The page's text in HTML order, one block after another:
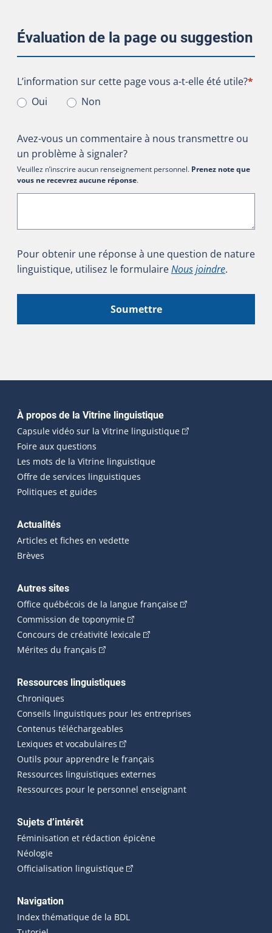
Évaluation de la page ou suggestion
L’information sur cette page vous a-t-elle été utile?
L’information sur cette page vous a-t-elle été utile?*
Oui
Non
Avez-vous un commentaire à nous transmettre ou
un problème à signaler?
Veuillez n’inscrire aucun renseignement personnel. Prenez note que
vous ne recevrez aucune réponse.
Pour obtenir une réponse à une question de nature
linguistique, utilisez le formulaireNous joindre.
Soumettre
Navigation principale
À propos de la Vitrine linguistique
Capsule vidéo sur la Vitrine linguistique(Cet hyperlien
Foire aux questions
Les mots de la Vitrine linguistique
Offre de services linguistiques
Politiques et guides
Actualités
Articles et fiches en vedette
Brèves
Autres sites
Office québécois de la langue française(Cet hyperlien
Commission de toponymie(Cet hyperlien externe s'ouvrira
Concours de créativité lexicale(Cet hyperlien externe
Mérites du français (Cet hyperlien externe s'ouvrira dans une
Ressources linguistiques
Chroniques
Conseils linguistiques pour les entreprises
Contenus téléchargeables
Lexiques et vocabulaires (Cet hyperlien externe s'ouvrira
Outils pour apprendre le français
Ressources linguistiques externes
Ressources pour le personnel enseignant
Sujets d’intérêt
Féminisation et rédaction épicène
Néologie
Officialisation linguistique(Cet hyperlien externe s'ouvrira
Navigation
Index thématique de la BDL